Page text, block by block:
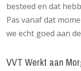
besteed en dat
Pas vanaf dat
we echt goed aan
VVT Werkt aan